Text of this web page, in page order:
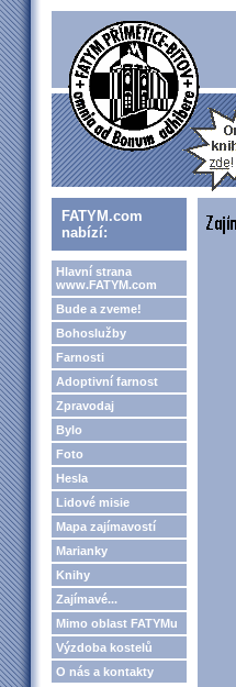
FATYM.com
nabízí:
Hlavní strana
www.FATYM.com
Bude a zveme!
Bohoslužby
Farnosti
Adoptivní farnost
Zpravodaj
Bylo
Foto
Hesla
Lidové misie
Mapa zajímavostí
Marianky
Knihy
Zajímavé...
Mimo oblast FATYMu
Výzdoba kostelů
O nás a kontakty